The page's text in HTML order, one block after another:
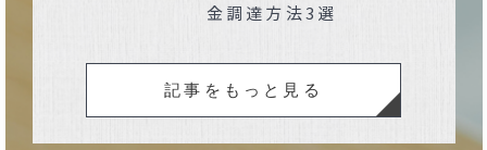
金調達方法3選
記事をもっと見る